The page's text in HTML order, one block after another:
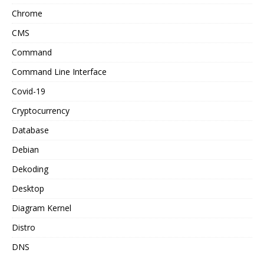
Chrome
CMS
Command
Command Line Interface
Covid-19
Cryptocurrency
Database
Debian
Dekoding
Desktop
Diagram Kernel
Distro
DNS